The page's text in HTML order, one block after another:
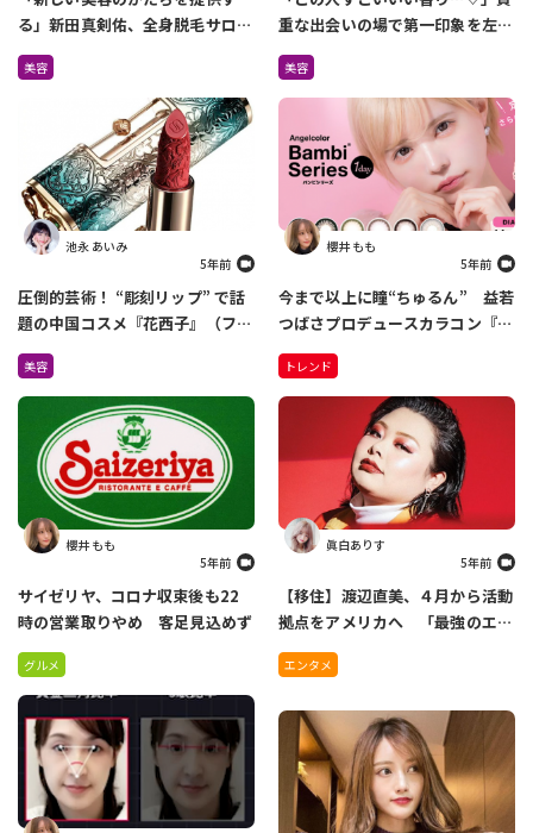
る」新田真剣佑、全身脱毛サロン
を4月に2店舗オープン
美容
重な出会いの場で第一印象を左右
しているのは『香り』だった
美容
池永 あいみ
5年前
圧倒的芸術！ “彫刻リップ” で話
題の中国コスメ『花西子』（ファ
ーシーズ）が日本上陸！
Amazonで先行販売中
美容
櫻井 もも
5年前
今まで以上に瞳“ちゅるん” 益若
つばさプロデュースカラコン『バ
ンビシリーズ』がリニューアル
トレンド
櫻井 もも
5年前
サイゼリヤ、コロナ収束後も22
時の営業取りやめ 客足見込めず
グルメ
眞白ありす
5年前
【移住】渡辺直美、４月から活動
拠点をアメリカへ 「最強のエン
ターテイナーになれるように」
エンタメ